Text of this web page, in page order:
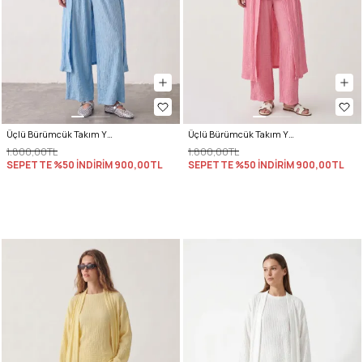
Üçlü Bürümcük Takım Y0154 - BEBE MAVİSİ
1.800,00TL
SEPETTE %50 İNDİRİM900,00TL
Üçlü Bürümcük Takım Y0154 - PEMBE
1.800,00TL
SEPETTE %50 İNDİRİM900,00TL